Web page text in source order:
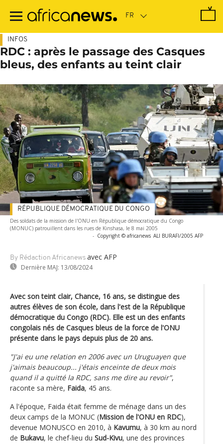
contenu
INFOS
RDC : après le passage des Casques
bleus, des enfants au teint clair
Des soldats de la mission de l'ONU en République démocratique du Congo
(MONUC) patrouillent dans les rues de Kinshasa, le 8 mai 2005
- Copyright © africanews ALI BURAFI/2005 AFP
By Rédaction Africanews avec AFP
Dernière MAJ: 13/08/2024
RÉPUBLIQUE DÉMOCRATIQUE DU CONGO
Avec son teint clair, Chance, 16 ans, se distingue des
autres élèves de son école, dans l'est de la République
démocratique du Congo (RDC). Elle est un des enfants
congolais nés de Casques bleus de la force de l'ONU
présente dans le pays depuis plus de 20 ans.
"J'ai eu une relation en 2006 avec un Uruguayen que
j'aimais beaucoup... j'étais enceinte de deux mois
quand il a quitté la RDC, sans me dire au revoir",
raconte sa mère, Faida, 45 ans.
A l'époque, Faida était femme de ménage dans un des
deux camps de la MONUC (Mission de l'ONU en RDC),
devenue MONUSCO en 2010, à Kavumu, à 30 km au nord
de Bukavu, le chef-lieu du Sud-Kivu, une des provinces